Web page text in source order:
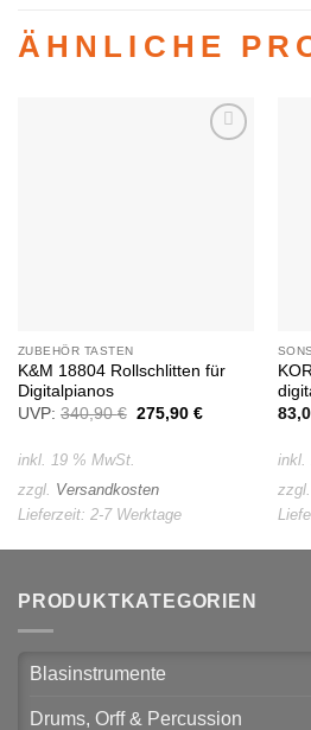
ÄHNLICHE
ZUBEHÖR TASTEN
K&M 18804 Rollschlitten für
Digitalpianos
UVP: 340,90€ Ursprünglicher
275,90 €Aktueller
inkl. 19 % MwSt.
zzgl. Versandkosten
Lieferzeit: 2-7 Werktage
inkl.
zzgl.
PRODUKTKATEGORIEN
Blasinstrumente
Drums, Orff & Percussion